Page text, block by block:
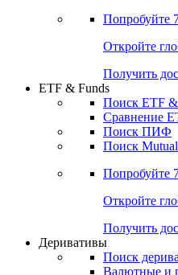
Получить
Поиск
Попробуйте
Откройте
Получить
ETF & Funds
Сравнение
Поиск
Попробуйте
Откройте